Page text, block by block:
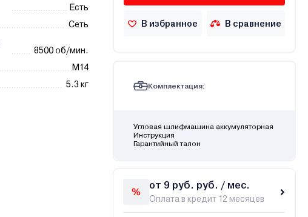
Есть
Сеть
8500 об/мин.
М14
5.3 кг
В избранное В сравнение
Комплектация:
Угловая шлифмашина аккумуляторная
Инструкция
Гарантийный талон
от 9 руб. руб. / мес.
Оплата в кредит 12 месяцев